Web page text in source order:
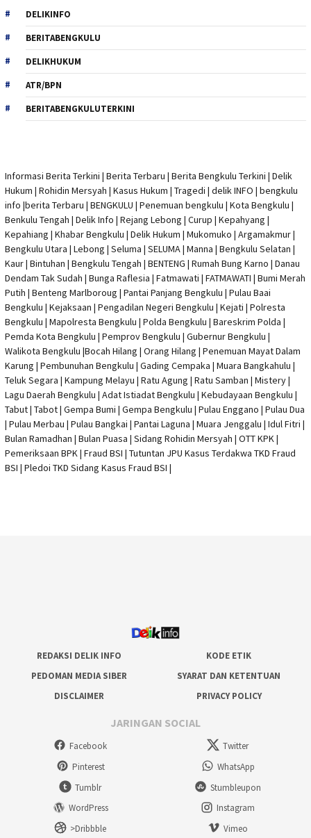
DELIKINFO
BERITABENGKULU
DELIKHUKUM
ATR/BPN
BERITABENGKULUTERKINI
Informasi Berita Terkini | Berita Terbaru | Berita Bengkulu Terkini | Delik
Hukum | Rohidin Mersyah | Kasus Hukum | Tragedi | delik INFO | bengkulu
info |berita Terbaru | BENGKULU | Penemuan bengkulu | Kota Bengkulu |
Benkulu Tengah | Delik Info | Rejang Lebong | Curup | Kepahyang |
Kepahiang | Khabar Bengkulu | Delik Hukum | Mukomuko | Argamakmur |
Bengkulu Utara | Lebong | Seluma | SELUMA | Manna | Bengkulu Selatan |
Kaur | Bintuhan | Bengkulu Tengah | BENTENG | Rumah Bung Karno | Danau
Dendam Tak Sudah | Bunga Raflesia | Fatmawati | FATMAWATI | Bumi Merah
Putih | Benteng Marlboroug | Pantai Panjang Bengkulu | Pulau Baai
Bengkulu | Kejaksaan | Pengadilan Negeri Bengkulu | Kejati | Polresta
Bengkulu | Mapolresta Bengkulu | Polda Bengkulu | Bareskrim Polda |
Pemda Kota Bengkulu | Pemprov Bengkulu | Gubernur Bengkulu |
Walikota Bengkulu |Bocah Hilang | Orang Hilang | Penemuan Mayat Dalam
Karung | Pembunuhan Bengkulu | Gading Cempaka | Muara Bangkahulu |
Teluk Segara | Kampung Melayu | Ratu Agung | Ratu Samban | Mistery |
Lagu Daerah Bengkulu | Adat Istiadat Bengkulu | Kebudayaan Bengkulu |
Tabut | Tabot | Gempa Bumi | Gempa Bengkulu | Pulau Enggano | Pulau Dua
| Pulau Merbau | Pulau Bangkai | Pantai Laguna | Muara Jenggalu | Idul Fitri |
Bulan Ramadhan | Bulan Puasa | Sidang Rohidin Mersyah | OTT KPK|
Pemeriksaan BPK | Fraud BSI | Tutuntan JPU Kasus Terdakwa TKD Fraud
BSI | Pledoi TKD Sidang Kasus Fraud BSI |
REDAKSI DELIK INFO
KODE ETIK
PEDOMAN MEDIA SIBER
SYARAT DAN KETENTUAN
DISCLAIMER
PRIVACY POLICY
JARINGAN SOCIAL
Facebook
Twitter
Pinterest
WhatsApp
Tumblr
Stumbleupon
WordPress
Instagram
>Dribbble
Vimeo